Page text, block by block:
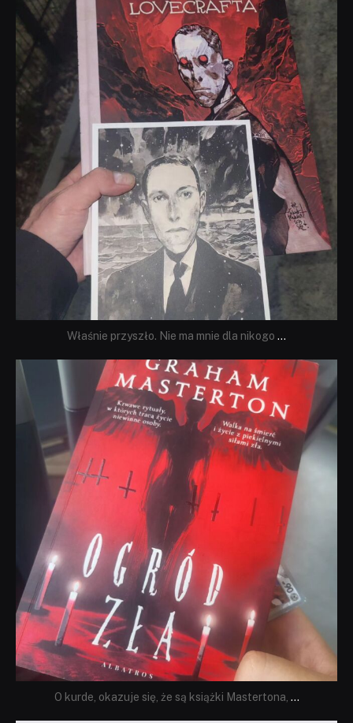
dobryhorror
Wrz 19
Właśnie przyszło. Nie ma mnie dla nikogo ...
dobryhorror
Sie 23
O kurde, okazuje się, że są książki Mastertona, ...